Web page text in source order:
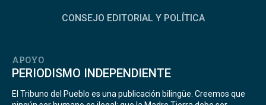
CONSEJO EDITORIAL Y POLÍTICA
APOYO
PERIODISMO INDEPENDIENTE
El Tribuno del Pueblo es una publicación bilingüe. Creemos que